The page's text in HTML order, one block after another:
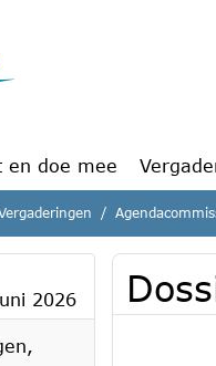
en doe mee
2026